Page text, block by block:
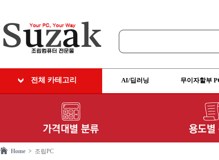
전체 카테고리 AI/딥러닝 무이자할부
Home > 조립PC